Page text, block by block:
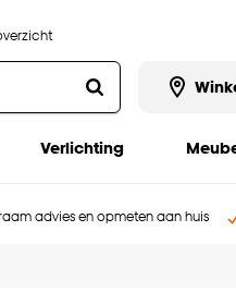
Verlichting
advies en opmeten aan huis